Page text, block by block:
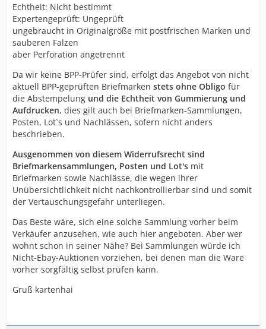
Echtheit: Nicht bestimmt
Expertengeprüft: Ungeprüft
ungebraucht in Originalgröße mit postfrischen Marken und
sauberen Falzen
aber Perforation angetrennt
Da wir keine BPP-Prüfer sind, erfolgt das Angebot von nicht
aktuell BPP-geprüften Briefmarken stets ohne Obligo für
die Abstempelung und die Echtheit von Gummierung und
Aufdrucken, dies gilt auch bei Briefmarken-Sammlungen,
Posten, Lot`s und Nachlässen, sofern nicht anders
beschrieben.
Ausgenommen von diesem Widerrufsrecht sind
Briefmarkensammlungen, Posten und Lot's mit
Briefmarken sowie Nachlässe, die wegen ihrer
Unübersichtlichkeit nicht nachkontrollierbar sind und somit
der Vertauschungsgefahr unterliegen.
Das Beste wäre, sich eine solche Sammlung vorher beim
Verkäufer anzusehen, wie auch hier angeboten. Aber wer
wohnt schon in seiner Nähe? Bei Sammlungen würde ich
Nicht-Ebay-Auktionen vorziehen, bei denen man die Ware
vorher sorgfältig selbst prüfen kann.
Gruß kartenhai